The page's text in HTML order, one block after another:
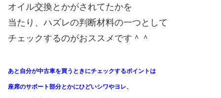
オイル交換とかがされてたかを
当たり、ハズレの判断材料の一つとして
チェックするのがおススメです＾＾
あと自分が中古車を買うときにチェックするポイントは
座席のサポート部分とかにひどいシワやヨレ、